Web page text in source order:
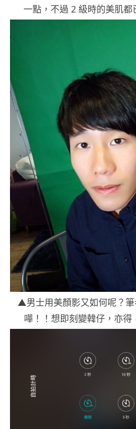
一點，不過 2 級時的美肌
▲男士用美顏影又如何呢？筆
嘩！！想即刻變韓仔，亦得